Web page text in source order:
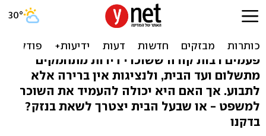
השוכר לא שילם ועד בית -
אפשר לתבוע אותו?
פעמים רבות קורה ששוכרי דירות מתחמקים
מתשלום ועד הבית, ולנציגות אין ברירה אלא
לתבוע. אך האם היא יכולה להעמיד את השוכר
למשפט - או שבעל הבית יצטרך לשאת בנזק?
בדקנו